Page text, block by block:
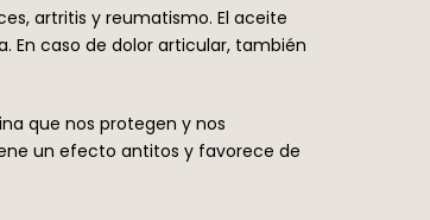
artritis y reumatismo. El aceite
En caso de dolor articular, también
que nos protegen y nos
un efecto antitos y favorece de